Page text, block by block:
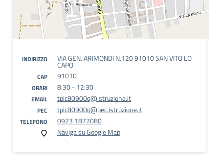
INDIRIZZO VIA GEN. ARIMONDI N.120 91010 SAN VITO LO
CAPO
CAP 91010
ORARI 8:30 - 12:30
EMAIL tpic80900q@istruzione.it
PEC tpic80900q@pec.istruzione.it
TELEFONO
0923 1872080
Naviga su Google Map